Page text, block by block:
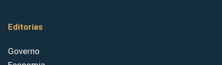
Editorias
Governo